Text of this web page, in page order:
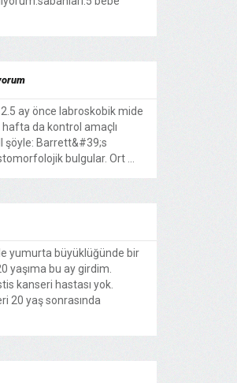
2.5 ay önce labroskobik mide
da kontrol amaçlı
şöyle: Barrett&#39;s
bulgular. Ort ...
yumurta büyüklüğünde bir
yaşıma bu ay girdim.
kanseri hastası yok.
20 yaş sonrasında